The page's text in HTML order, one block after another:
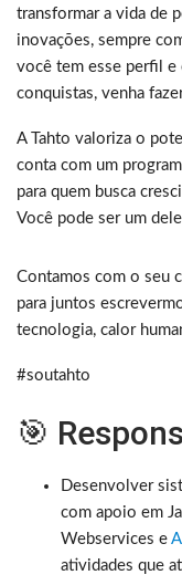
transformar a vida de
inovações, sempre
você tem esse perfil
conquistas, venha
A Tahto valoriza o
conta com um
para quem busca
Você pode ser um
Contamos com o seu
para juntos
tecnologia, calor
#soutahto
🎯
Desenvolver
com apoio em
Webservices e
atividades que